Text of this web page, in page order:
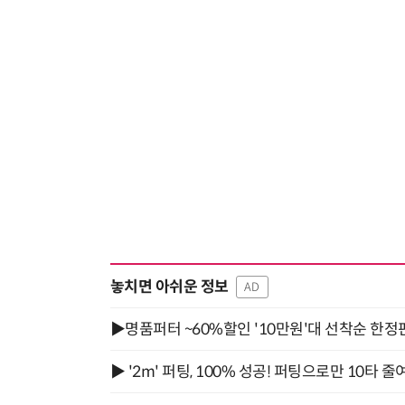
놓치면 아쉬운 정보 AD
▶명품퍼터 ~60%할인 '10만원'대 선착순 한정
▶ '2m' 퍼팅, 100% 성공! 퍼팅으로만 10타 줄